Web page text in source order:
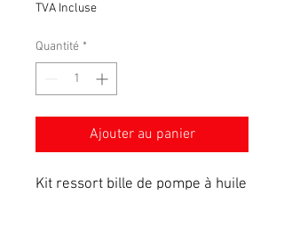
TVA Incluse
Quantité *
Ajouter au panier
Kit ressort bille de pompe à huile